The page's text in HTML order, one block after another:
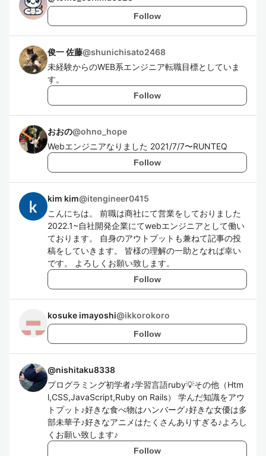
Follow
俊一 佐藤@shunichisato2468
未経験からのWEB系エンジニア転職目標としていま
す。
Follow
おおの@ohno_hope
Webエンジニアなりました 2021/7/7〜RUNTEQ
Follow
kim kim@itengineer0415
こんにちは。 前職は商社にて営業をしておりました
2022.1~自社開発企業にてwebエンジニアとして働い
ております。 自身のアウトプットも兼ねて記事の投
稿をしていきます。 皆様の理解の一助となれば幸い
です。 よろしくお願い致します。
Follow
kosuke imayoshi@ikkorokoro
Follow
@nishitaku8338
プログラミング初学者♪学習言語ruby💡その他（Htm
l,CSS,JavaScript,Ruby on Rails） 学んだ知識をアウ
トプット♪好きな食べ物はハンバーグ♪好きな女優は多
部未華子♪好きなアニメはたくさんありすぎる♪よろし
くお願い致します♪
Follow